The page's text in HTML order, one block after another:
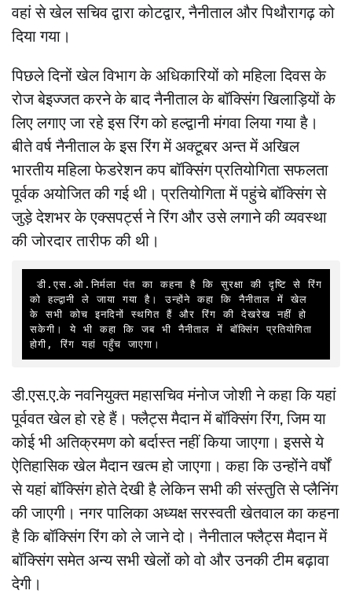
वहां से खेल सचिव द्वारा कोटद्वार, नैनीताल और पिथौरागढ़ को
दिया गया।
पिछले दिनों खेल विभाग के अधिकारियों को महिला दिवस के
रोज बेइज्जत करने के बाद नैनीताल के बॉक्सिंग खिलाड़ियों के
लिए लगाए जा रहे इस रिंग को हल्द्वानी मंगवा लिया गया है।
बीते वर्ष नैनीताल के इस रिंग में अक्टूबर अन्त में अखिल
भारतीय महिला फेडरेशन कप बॉक्सिंग प्रतियोगिता सफलता
पूर्वक अयोजित की गई थी। प्रतियोगिता में पहुंचे बॉक्सिंग से
जुड़े देशभर के एक्सपर्ट्स ने रिंग और उसे लगाने की व्यवस्था
की जोरदार तारीफ की थी।
डी.एस.ओ.निर्मला पंत का कहना है कि सुरक्षा की दृष्टि से रिंग
को हल्द्वानी ले जाया गया है। उन्होंने कहा कि नैनीताल में खेल
के सभी कोच इनदिनों स्थगित हैं और रिंग की देखरेख नहीं हो
सकेगी। ये भी कहा कि जब भी नैनीताल में बॉक्सिंग प्रतियोगिता
होगी, रिंग यहां पहुँच जाएगा।
डी.एस.ए.के नवनियुक्त महासचिव मंनोज जोशी ने कहा कि यहां
पूर्ववत खेल हो रहे हैं। फ्लैट्स मैदान में बॉक्सिंग रिंग, जिम या
कोई भी अतिक्रमण को बर्दास्त नहीं किया जाएगा। इससे ये
ऐतिहासिक खेल मैदान खत्म हो जाएगा। कहा कि उन्होंने वर्षों
से यहां बॉक्सिंग होते देखी है लेकिन सभी की संस्तुति से प्लैनिंग
की जाएगी। नगर पालिका अध्यक्ष सरस्वती खेतवाल का कहना
है कि बॉक्सिंग रिंग को ले जाने दो। नैनीताल फ्लैट्स मैदान में
बॉक्सिंग समेत अन्य सभी खेलों को वो और उनकी टीम बढ़ावा
देगी।